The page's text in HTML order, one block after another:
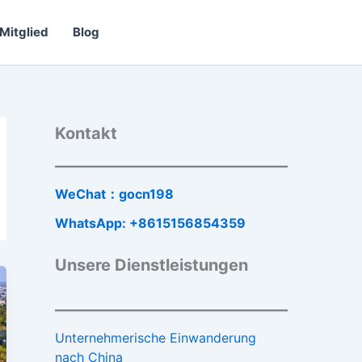
Blog
Kontakt
WeChat：gocn198
WhatsApp: +8615156854359
Unsere Dienstleistungen
Unternehmerische Einwanderung
nach China